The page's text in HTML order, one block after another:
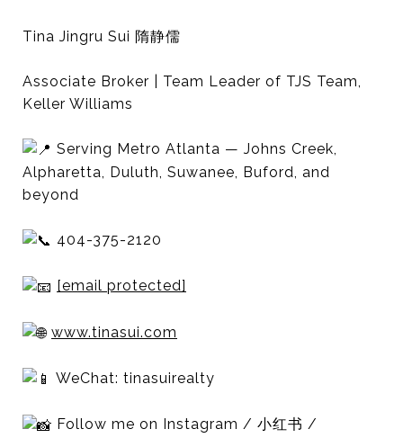
Tina Jingru Sui 隋静儒
Associate Broker | Team Leader of TJS Team,
Keller Williams
Serving Metro Atlanta — Johns Creek,
Alpharetta, Duluth, Suwanee, Buford, and
beyond
404-375-2120
[email protected]
www.tinasui.com
WeChat: tinasuirealty
Follow me on Instagram / 小红书 /